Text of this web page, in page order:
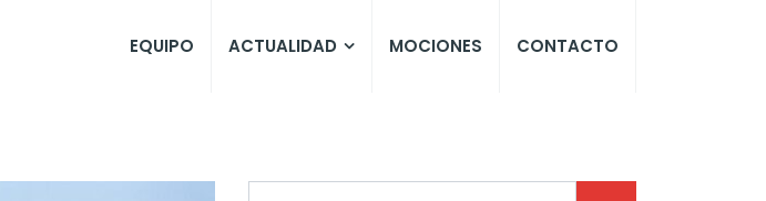
EQUIPO ACTUALIDAD MOCIONES CONTACTO